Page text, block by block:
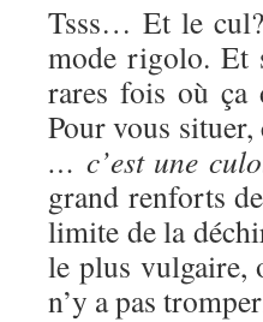
Tsss… Et le
mode rigolo. Et
rares fois où ça
Pour vous
… c’est une
grand renforts
limite de la
le plus vulgaire,
n’y a pas